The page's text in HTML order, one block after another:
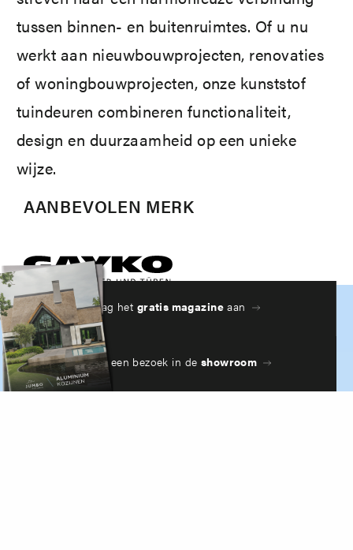
tussen binnen- en buitenruimtes. Of u nu
werkt aan nieuwbouwprojecten, renovaties
of woningbouwprojecten, onze kunststof
tuindeuren combineren functionaliteit,
design en duurzaamheid op een unieke
wijze.
AANBEVOLEN MERK
Vraag het gratis magazine aan
Plan een bezoek in de showroom